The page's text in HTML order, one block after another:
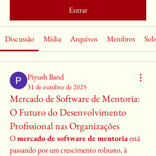
Entrar
Discussão Mídia Arquivos Membros Sobre
Piyush Band
31 de outubro de 2025
Mercado de Software de Mentoria:
O Futuro do Desenvolvimento
Profissional nas Organizações
O mercado de software de mentoria está
passando por um crescimento robusto, à